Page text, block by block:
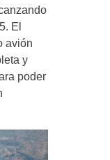
El
avión
y
poder